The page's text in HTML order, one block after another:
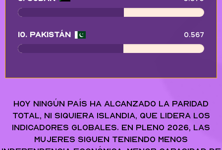
10. Pakistán 0.567
Hoy ningún país ha alcanzado la paridad
total, ni siquiera Islandia, que lidera los
indicadores globales. En pleno 2026, las
mujeres siguen teniendo menos